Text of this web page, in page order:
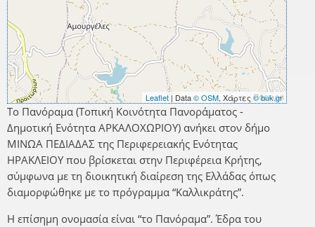
Leaflet| Data© OSM, Χάρτες© buk.gr
Το Πανόραμα (Τοπική Κοινότητα Πανοράματος -
Δημοτική Ενότητα ΑΡΚΑΛΟΧΩΡΙΟΥ) ανήκει στον δήμο
ΜΙΝΩΑ ΠΕΔΙΑΔΑΣ της Περιφερειακής Ενότητας
ΗΡΑΚΛΕΙΟΥ που βρίσκεται στην Περιφέρεια Κρήτης,
σύμφωνα με τη διοικητική διαίρεση της Ελλάδας όπως
διαμορφώθηκε με το πρόγραμμα “Καλλικράτης”.
Η επίσημη ονομασία είναι “το Πανόραμα”. Έδρα του